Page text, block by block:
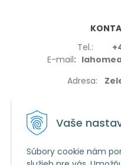
Vaše
Súbory cookie nám
Tel.:
E-mail:
Adresa: